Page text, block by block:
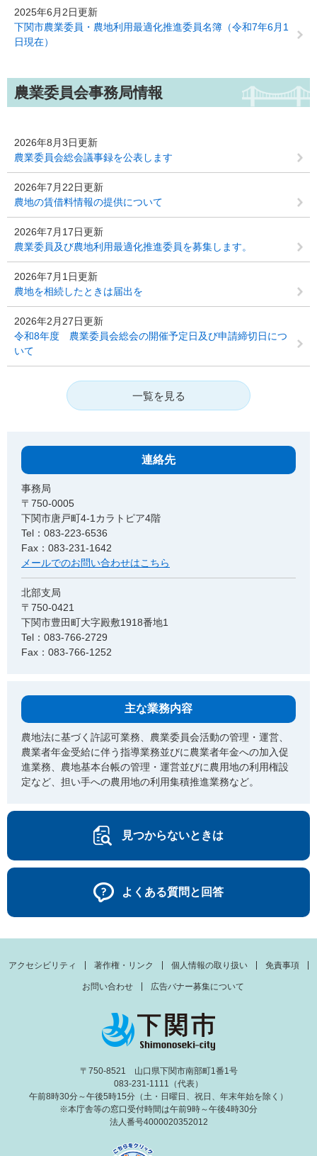
2025年6月2日更新
下関市農業委員・農地利用最適化推進委員名簿（令和7年6月1
日現在）
農業委員会事務局情報
2026年8月3日更新
農業委員会総会議事録を公表します
2026年7月22日更新
農地の賃借料情報の提供について
2026年7月17日更新
農業委員及び農地利用最適化推進委員を募集します。
2026年7月1日更新
農地を相続したときは届出を
2026年2月27日更新
令和8年度 農業委員会総会の開催予定日及び申請締切日につ
いて
一覧を見る
連絡先
事務局
〒750-0005
下関市唐戸町4-1カラトピア4階
Tel：083-223-6536
Fax：083-231-1642
メールでのお問い合わせはこちら
北部支局
〒750-0421
下関市豊田町大字殿敷1918番地1
Tel：083-766-2729
Fax：083-766-1252
主な業務内容
農地法に基づく許認可業務、農業委員会活動の管理・運営、
農業者年金受給に伴う指導業務並びに農業者年金への加入促
進業務、農地基本台帳の管理・運営並びに農用地の利用権設
定など、担い手への農用地の利用集積推進業務など。
見つからないときは
よくある質問と回答
アクセシビリティ 著作権・リンク 個人情報の取り扱い 免責事項
お問い合わせ 広告バナー募集について
〒750-8521 山口県下関市南部町1番1号
083-231-1111（代表）
午前8時30分～午後5時15分（土・日曜日、祝日、年末年始を除く）
※本庁舎等の窓口受付時間は午前9時～午後4時30分
法人番号4000020352012